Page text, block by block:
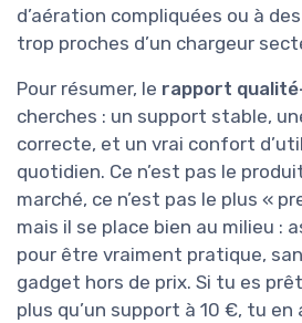
d’aération compliquées ou à
trop proches d’un chargeur
Pour résumer, le rapport
cherches : un support stable,
correcte, et un vrai confort
quotidien. Ce n’est pas le
marché, ce n’est pas le plus «
mais il se place bien au milieu :
pour être vraiment pratique,
gadget hors de prix. Si tu es
plus qu’un support à 10 €, tu